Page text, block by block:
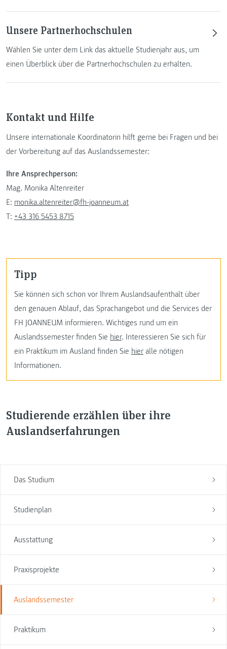
Das Studium
Studienplan
Ausstattung
Praxisprojekte
Auslandssemester
Praktikum
Unsere Partnerhochschulen
Wählen Sie unter dem Link das aktuelle Studienjahr aus, um
einen Überblick über die Partnerhochschulen zu erhalten.
Kontakt und Hilfe
Unsere internationale Koordinatorin hilft gerne bei Fragen und bei
der Vorbereitung auf das Auslandssemester:
Ihre Ansprechperson:
Mag. Monika Altenreiter
E: monika.altenreiter@fh-joanneum.at
T: +43 316 5453 8715
Tipp
Sie können sich schon vor Ihrem Auslandsaufenthalt über
den genauen Ablauf, das Sprachangebot und die Services der
FH JOANNEUM informieren. Wichtiges rund um ein
Auslandssemester finden Sie hier. Interessieren Sie sich für
ein Praktikum im Ausland finden Sie hier alle nötigen
Informationen.
Studierende erzählen über ihre
Auslandserfahrungen